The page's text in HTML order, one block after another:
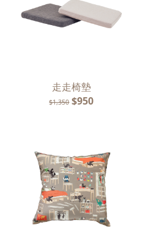
走走椅墊
$1,350 $950